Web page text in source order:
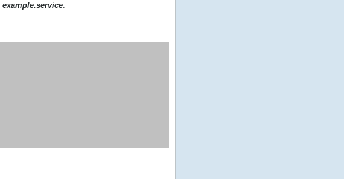
example.service.